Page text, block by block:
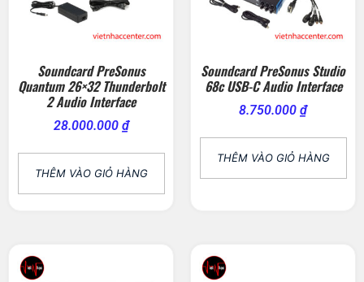
Soundcard PreSonus
Quantum 26×32 Thunderbolt
2 Audio Interface
28.000.000 ₫
THÊM VÀO GIỎ HÀNG
Soundcard PreSonus Studio
68c USB-C Audio Interface
8.750.000 ₫
THÊM VÀO GIỎ HÀNG